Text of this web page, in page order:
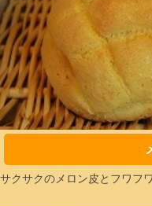
サクサクのメロン皮とフワフ